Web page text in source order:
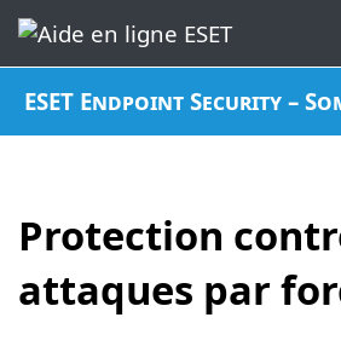
ESET Endpoint Security –
Protection
attaques par